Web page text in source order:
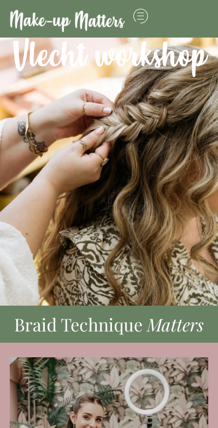
Vlecht workshop
Braid Technique Matters